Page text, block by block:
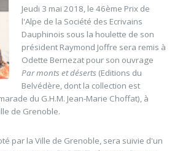
Jeudi 3 mai 2018, le 46ème Prix de
l'Alpe de la Société des Ecrivains
Dauphinois sous la houlette de son
président Raymond Joffre sera remis à
Odette Bernezat pour son ouvrage
Par monts et déserts(Editions du
Belvédère, dont la collection est
du G.H.M. Jean-Marie Choffat), à
de Grenoble.
par la Ville de Grenoble, sera suivie d'un